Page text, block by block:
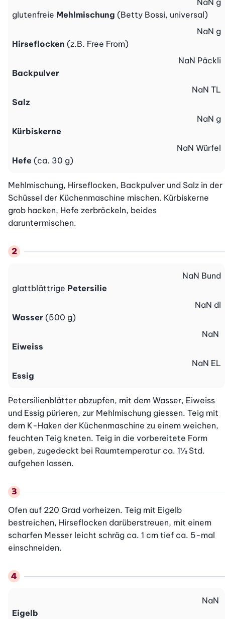
glutenfreie Mehlmischung (Betty Bossi, universal)
NaN g
Hirseflocken (z.B. Free From)
NaN g
Backpulver
NaN Päckli
Salz
NaN TL
Kürbiskerne
NaN g
Hefe (ca. 30 g)
NaN Würfel
Mehlmischung, Hirseflocken, Backpulver und Salz in der
Schüssel der Küchenmaschine mischen. Kürbiskerne
grob hacken, Hefe zerbröckeln, beides
daruntermischen.
glattblättrige Petersilie
NaN Bund
Wasser (500 g)
NaN dl
Eiweiss
NaN
Essig
NaN EL
Petersilienblätter abzupfen, mit dem Wasser, Eiweiss
und Essig pürieren, zur Mehlmischung giessen. Teig mit
dem K-Haken der Küchenmaschine zu einem weichen,
feuchten Teig kneten. Teig in die vorbereitete Form
geben, zugedeckt bei Raumtemperatur ca. 1½ Std.
aufgehen lassen.
Ofen auf 220 Grad vorheizen. Teig mit Eigelb
bestreichen, Hirseflocken darüberstreuen, mit einem
scharfen Messer leicht schräg ca. 1 cm tief ca. 5-mal
einschneiden.
Eigelb
NaN